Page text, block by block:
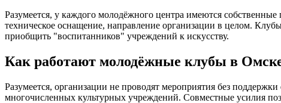
Разумеется, у каждого молодёжного центра имеются
техническое оснащение, направление организации в целом.
приобщить "воспитанников" учреждений к искусству.
Как работают молодёжные клубы в
Разумеется, организации не проводят мероприятия без
многочисленных культурных учреждений. Совместные усилия